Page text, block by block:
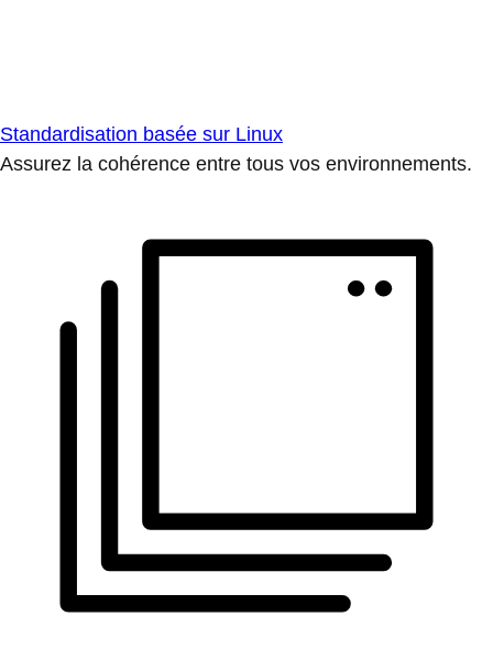
Standardisation basée sur Linux
Assurez la cohérence entre tous vos environnements.